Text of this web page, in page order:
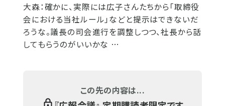
大森：確かに、実際には広子さんたちから「取締役
会における当社ルール」などと提示はできないだ
ろうな。議長の司会進行を調整しつつ、社長から話
してもらうのがいいかな …
この先の内容は...